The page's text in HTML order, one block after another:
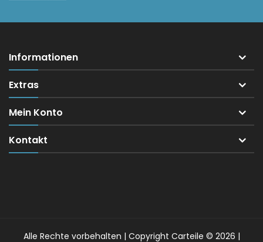
Informationen
Extras
Mein Konto
Kontakt
Alle Rechte vorbehalten | Copyright Carteile © 2026 |